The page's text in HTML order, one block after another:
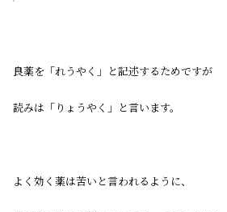
良薬を「れうやく」と記述するためですが
読みは「りょうやく」と言います。
よく効く薬は苦いと言われるように、